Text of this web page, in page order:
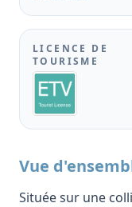
LICENCE DE
TOURISME
Vue
Située sur une